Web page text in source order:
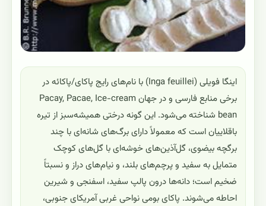
اینگا فویلی (Inga feuillei) با نام‌های رایج پاکای/پاکائه در
برخی منابع فارسی و در جهان Pacay, Pacae, Ice-cream
bean شناخته می‌شود. این گونه درختی همیشه‌سبز از تیره
باقلاییان است که معمولاً دارای برگ‌های شانه‌ای با چند
برگچه بیضوی، گل‌آذین‌های خوشه‌ای با گل‌های کوچک
متمایل به سفید و پرچم‌های بلند، و نیام‌های دراز و نسبتاً
ضخیم است؛ دانه‌ها درون پالپ سفید، اسفنجی و شیرین
احاطه می‌شوند. پاکای بومی نواحی غربی آمریکای جنوبی،